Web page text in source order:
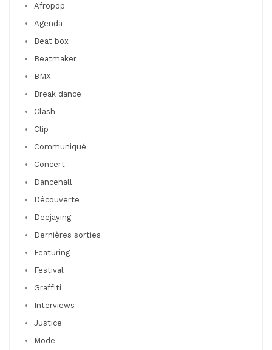
Afropop
Agenda
Beat box
Beatmaker
BMX
Break dance
Clash
Clip
Communiqué
Concert
Dancehall
Découverte
Deejaying
Dernières sorties
Featuring
Festival
Graffiti
Interviews
Justice
Mode